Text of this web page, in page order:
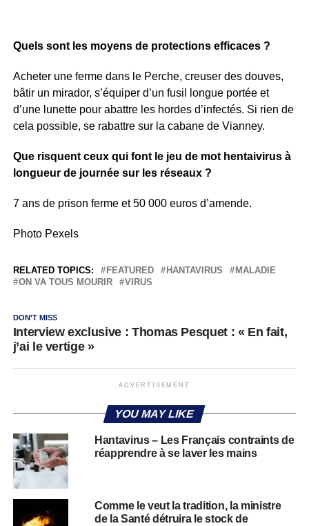
Quels sont les moyens de protections efficaces ?
Acheter une ferme dans le Perche, creuser des douves,
bâtir un mirador, s’équiper d’un fusil longue portée et
d’une lunette pour abattre les hordes d’infectés. Si rien de
cela possible, se rabattre sur la cabane de Vianney.
Que risquent ceux qui font le jeu de mot hentaivirus à
longueur de journée sur les réseaux ?
7 ans de prison ferme et 50 000 euros d’amende.
Photo Pexels
RELATED TOPICS: FEATURED HANTAVIRUS
MALADIE
ON VA TOUS MOURIR
VIRUS
DON'T MISS
Interview exclusive : Thomas Pesquet : « En fait,
j’ai le vertige »
ADVERTISEMENT
YOU MAY LIKE
Hantavirus – Les Français contraints de
réapprendre à se laver les mains
Comme le veut la tradition, la ministre
de la Santé détruira le stock de